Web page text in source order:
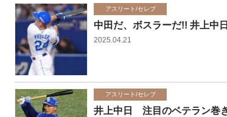
アスリート/セレブ
中田だ、ボスラーだ!! 井上中
2025.04.21
アスリート/セレブ
井上中日 注目のベテラン巻